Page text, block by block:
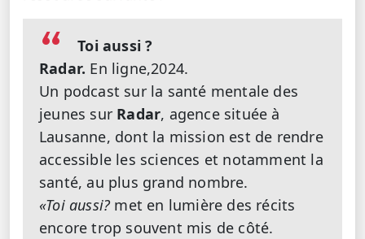
Toi aussi ?
Radar. En ligne,2024.
Un podcast sur la santé mentale des
jeunes sur Radar, agence située à
Lausanne, dont la mission est de rendre
accessible les sciences et notamment la
santé, au plus grand nombre.
«Toi aussi? met en lumière des récits
encore trop souvent mis de côté.